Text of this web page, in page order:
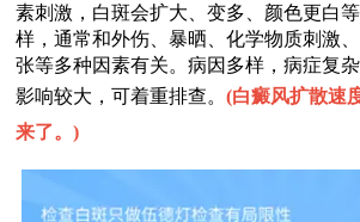
素刺激，白斑会扩大、变多、颜色更白
样，通常和外伤、暴晒、化学物质刺激
张等多种因素有关。病因多样，病症复
影响较大，可着重排查。(白癜风扩散速
来了。)